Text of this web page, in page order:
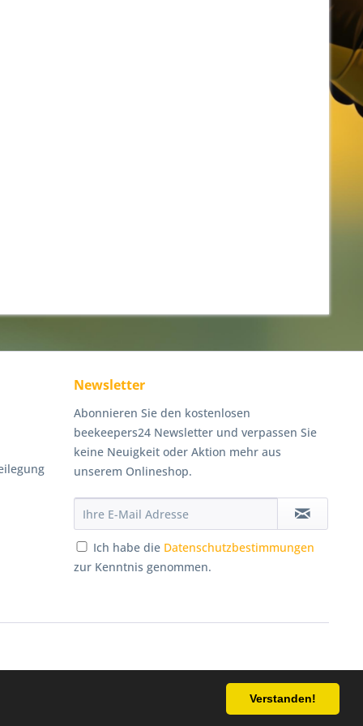
Verstanden!
Newsletter
Abonnieren Sie den kostenlosen
beekeepers24 Newsletter und verpassen Sie
keine Neuigkeit oder Aktion mehr aus
unserem Onlineshop.
Ich habe die Datenschutzbestimmungen
zur Kenntnis genommen.
anders beschrieben 033055/180641